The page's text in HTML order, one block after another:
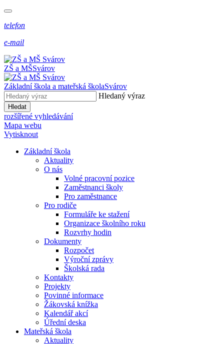
telefon
e-mail
ZŠ a MŠSvárov
Základní škola a mateřská školaSvárov
Hledaný výraz
Hledat
rozšířené vyhledávání
Mapa webu
Vytisknout
Základní škola
Aktuality
O nás
Volné pracovní pozice
Zaměstnanci školy
Pro zaměstnance
Pro rodiče
Formuláře ke stažení
Organizace školního roku
Rozvrhy hodin
Dokumenty
Rozpočet
Výroční zprávy
Školská rada
Kontakty
Projekty
Povinné informace
Žákovská knížka
Kalendář akcí
Úřední deska
Mateřská škola
Aktuality